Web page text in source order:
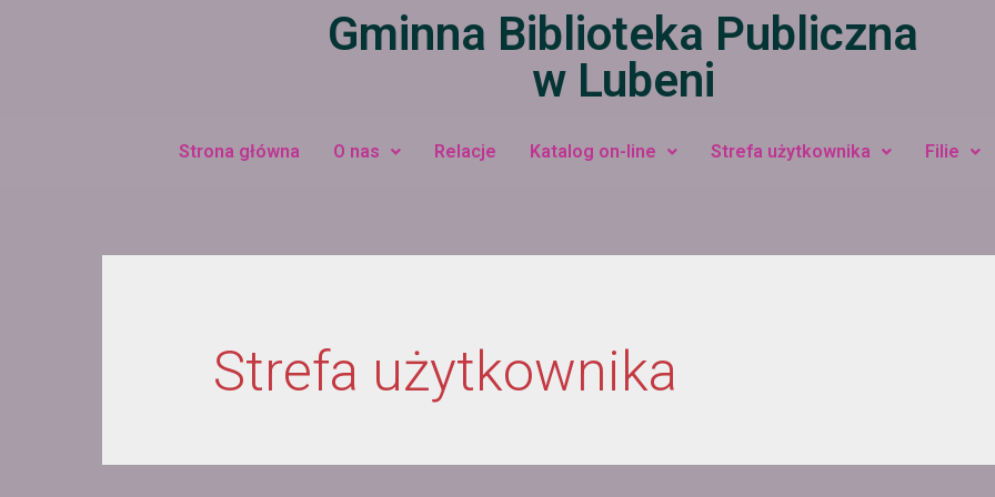
Gminna Biblioteka Publiczna
w Lubeni
Strona główna O nas Relacje Katalog on-line Strefa użytkownika Filie
Strefa użytkownika